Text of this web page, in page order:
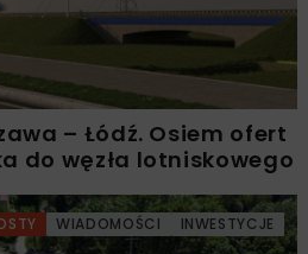
– Łódź. Osiem ofert
do węzła lotniskowego
WIADOMOŚCI INWESTYCJE